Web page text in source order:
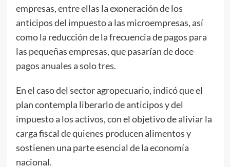
empresas, entre ellas la exoneración de los
anticipos del impuesto a las microempresas, así
como la reducción de la frecuencia de pagos para
las pequeñas empresas, que pasarían de doce
pagos anuales a solo tres.
En el caso del sector agropecuario, indicó que el
plan contempla liberarlo de anticipos y del
impuesto a los activos, con el objetivo de aliviar la
carga fiscal de quienes producen alimentos y
sostienen una parte esencial de la economía
nacional.